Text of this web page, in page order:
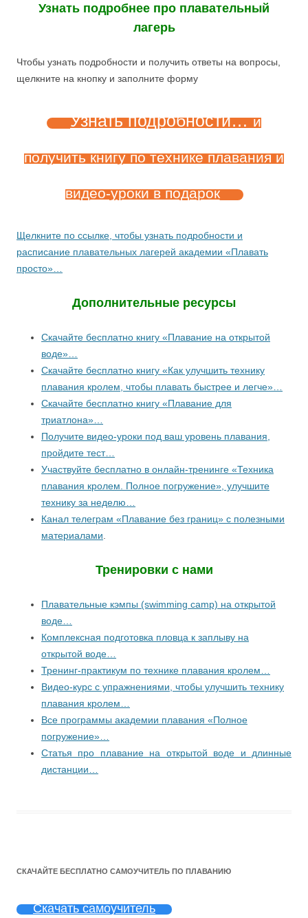
Узнать подробнее про плавательный
лагерь
Чтобы узнать подробности и получить ответы на вопросы,
щелкните на кнопку и заполните форму
Узнать подробности…и
получить книгу по технике плавания и
видео-уроки в подарок
Щелкните по ссылке, чтобы узнать подробности и
расписание плавательных лагерей академии «Плавать
просто»…
Дополнительные ресурсы
Скачайте бесплатно книгу «Плавание на открытой
воде»…
Скачайте бесплатно книгу «Как улучшить технику
плавания кролем, чтобы плавать быстрее и легче»…
Скачайте бесплатно книгу «Плавание для
триатлона»…
Получите видео-уроки под ваш уровень плавания,
пройдите тест…
Участвуйте бесплатно в онлайн-тренинге «Техника
плавания кролем. Полное погружение», улучшите
технику за неделю…
Канал телеграм «Плавание без границ» с полезными
материалами
Тренировки с нами
Плавательные кэмпы (swimming camp) на открытой
воде…
Комплексная подготовка пловца к заплыву на
открытой воде…
Тренинг-практикум по технике плавания кролем…
Видео-курс с упражнениями, чтобы улучшить технику
плавания кролем…
Все программы академии плавания «Полное
погружение»…
Статья про плавание на открытой воде и длинные
дистанции…
СКАЧАЙТЕ БЕСПЛАТНО САМОУЧИТЕЛЬ ПО ПЛАВАНИЮ
Скачать самоучитель